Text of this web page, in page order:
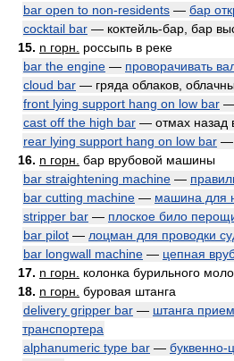
bar open to non-residents — бар
cocktail bar — коктейль-бар, бар
15. n горн.
россыпь в реке
bar the engine — проворачивать
cloud bar — гряда облаков,
front lying support hang on low bar —
cast off the high bar — отмах назад
rear lying support hang on low bar —
16. n горн. бар врубовой машины
bar straightening machine —
bar cutting machine — машина для
stripper bar — плоское било
bar pilot — лоцман для проводки
bar longwall machine — цепная
17. n горн.
колонка бурильного
18. n горн. буровая штанга
delivery gripper bar — штанга
транспортера
alphanumeric type bar —